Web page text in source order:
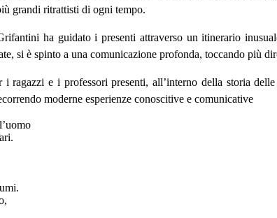
grandi ritrattisti di ogni tempo.
ha guidato i presenti attraverso un itinerario
si è spinto a una comunicazione profonda, toccando più
ragazzi e i professori presenti, all’interno della storia
moderne esperienze conoscitive e comunicative